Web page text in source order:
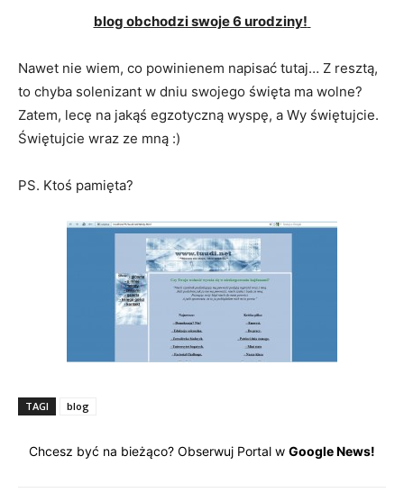
blog obchodzi swoje 6 urodziny!
Nawet nie wiem, co powinienem napisać tutaj… Z resztą,
to chyba solenizant w dniu swojego święta ma wolne?
Zatem, lecę na jakąś egzotyczną wyspę, a Wy świętujcie.
Świętujcie wraz ze mną :)
PS. Ktoś pamięta?
TAGI blog
Chcesz być na bieżąco? Obserwuj Portal w Google News!